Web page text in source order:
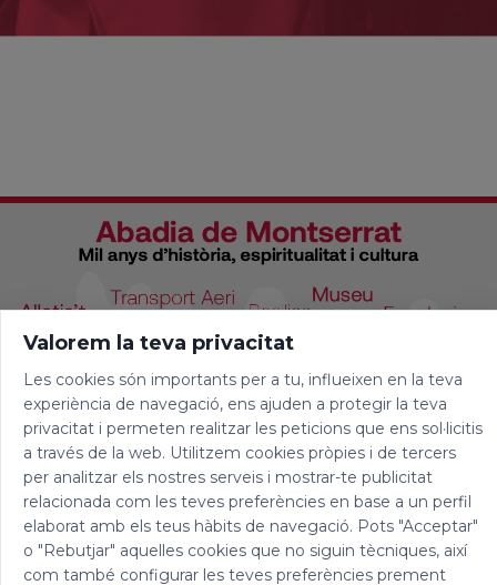
Valorem la teva privacitat
Les cookies són importants per a tu, influeixen en la teva
experiència de navegació, ens ajuden a protegir la teva
privacitat i permeten realitzar les peticions que ens sol·licitis
a través de la web. Utilitzem cookies pròpies i de tercers
per analitzar els nostres serveis i mostrar-te publicitat
relacionada com les teves preferències en base a un perfil
elaborat amb els teus hàbits de navegació. Pots "Acceptar"
o "Rebutjar" aquelles cookies que no siguin tècniques, així
com també configurar les teves preferències prement